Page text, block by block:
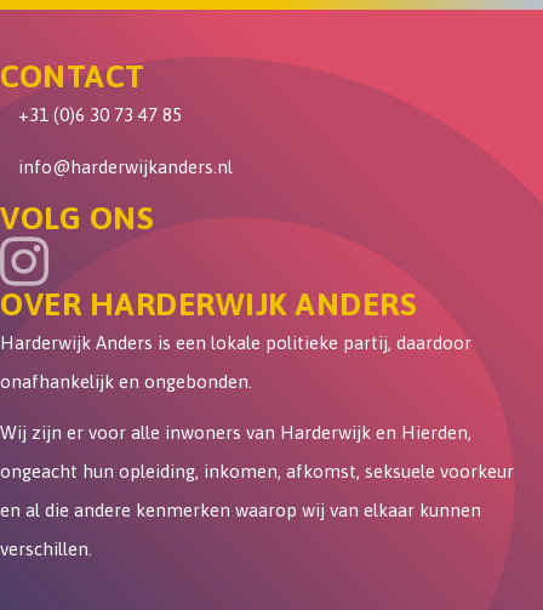
CONTACT
+31 (0)6 30 73 47 85
info@harderwijkanders.nl
VOLG ONS
OVER HARDERWIJK ANDERS
Harderwijk Anders is een lokale politieke partij, daardoor
onafhankelijk en ongebonden.
Wij zijn er voor alle inwoners van Harderwijk en Hierden,
ongeacht hun opleiding, inkomen, afkomst, seksuele voorkeur
en al die andere kenmerken waarop wij van elkaar kunnen
verschillen.